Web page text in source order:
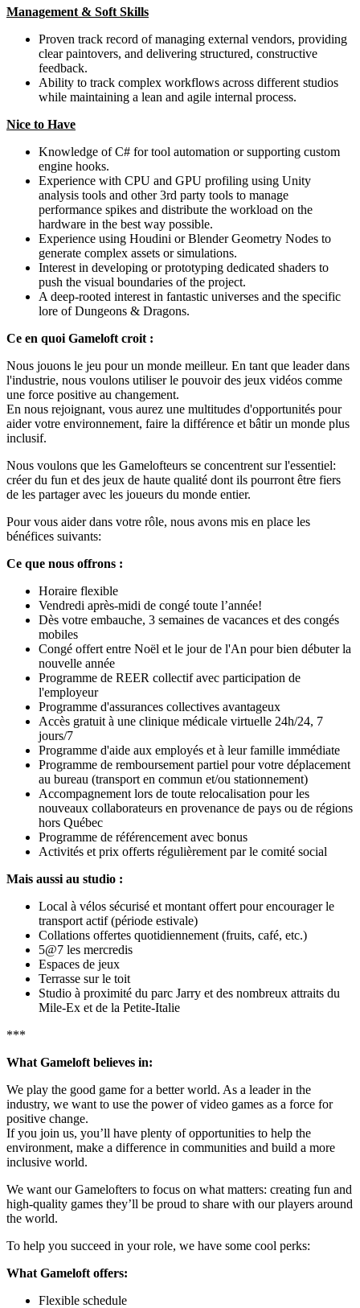
Management & Soft Skills
Proven track record of managing external vendors, providing
clear paintovers, and delivering structured, constructive
feedback.
Ability to track complex workflows across different studios
while maintaining a lean and agile internal process.
Nice to Have
Knowledge of C# for tool automation or supporting custom
engine hooks.
Experience with CPU and GPU profiling using Unity
analysis tools and other 3rd party tools to manage
performance spikes and distribute the workload on the
hardware in the best way possible.
Experience using Houdini or Blender Geometry Nodes to
generate complex assets or simulations.
Interest in developing or prototyping dedicated shaders to
push the visual boundaries of the project.
A deep-rooted interest in fantastic universes and the specific
lore of Dungeons & Dragons.
Ce en quoi Gameloft croit :
Nous jouons le jeu pour un monde meilleur. En tant que leader dans
l'industrie, nous voulons utiliser le pouvoir des jeux vidéos comme
une force positive au changement.
En nous rejoignant, vous aurez une multitudes d'opportunités pour
aider votre environnement, faire la différence et bâtir un monde plus
inclusif.
Nous voulons que les Gamelofteurs se concentrent sur l'essentiel:
créer du fun et des jeux de haute qualité dont ils pourront être fiers
de les partager avec les joueurs du monde entier.
Pour vous aider dans votre rôle, nous avons mis en place les
bénéfices suivants:
Ce que nous offrons :
Horaire flexible
Vendredi après-midi de congé toute l’année!
Dès votre embauche, 3 semaines de vacances et des congés
mobiles
Congé offert entre Noël et le jour de l'An pour bien débuter la
nouvelle année
Programme de REER collectif avec participation de
l'employeur
Programme d'assurances collectives avantageux
Accès gratuit à une clinique médicale virtuelle 24h/24, 7
jours/7
Programme d'aide aux employés et à leur famille immédiate
Programme de remboursement partiel pour votre déplacement
au bureau (transport en commun et/ou stationnement)
Accompagnement lors de toute relocalisation pour les
nouveaux collaborateurs en provenance de pays ou de régions
hors Québec
Programme de référencement avec bonus
Activités et prix offerts régulièrement par le comité social
Mais aussi au studio :
Local à vélos sécurisé et montant offert pour encourager le
transport actif (période estivale)
Collations offertes quotidiennement (fruits, café, etc.)
5@7 les mercredis
Espaces de jeux
Terrasse sur le toit
Studio à proximité du parc Jarry et des nombreux attraits du
Mile-Ex et de la Petite-Italie
***
What Gameloft believes in:
We play the good game for a better world. As a leader in the
industry, we want to use the power of video games as a force for
positive change.
If you join us, you’ll have plenty of opportunities to help the
environment, make a difference in communities and build a more
inclusive world.
We want our Gamelofters to focus on what matters: creating fun and
high-quality games they’ll be proud to share with our players around
the world.
To help you succeed in your role, we have some cool perks:
What Gameloft offers:
Flexible schedule